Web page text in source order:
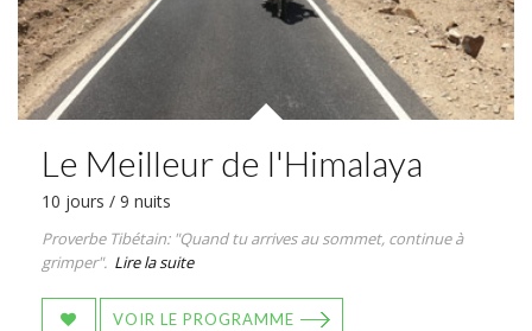
Le Meilleur de l'Himalaya
10 jours / 9 nuits
Proverbe Tibétain: "Quand tu arrives au sommet, continue à
grimper". Lire la suite
VOIR LE PROGRAMME